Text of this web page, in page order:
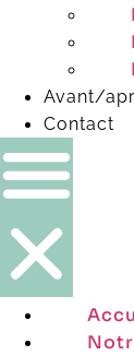
Avant/
Contact